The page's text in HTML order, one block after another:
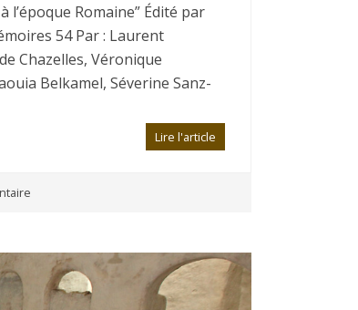
Romaine” Édité par
54 Par : Laurent
Chazelles, Véronique
Belkamel, Séverine Sanz-
Lire l'article